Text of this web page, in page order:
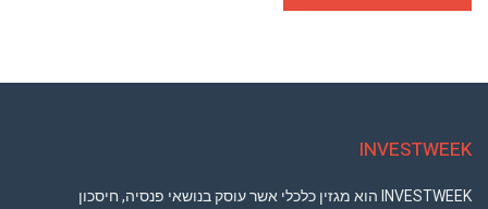
INVESTWEEK
INVESTWEEK הוא מגזין כלכלי אשר עוסק בנושאי פנסיה, חיסכון